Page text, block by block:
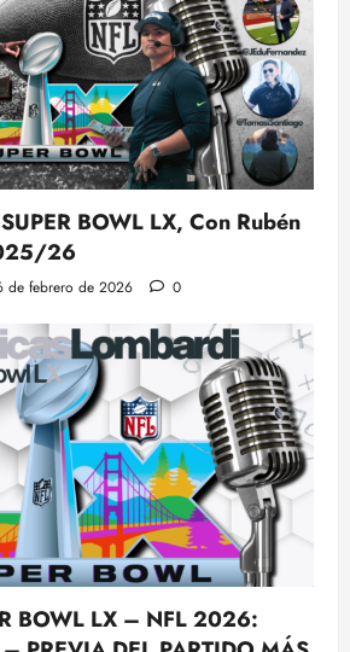
BOWL LX, Con Rubén
26
de febrero de 2026 0
BOWL LX – NFL 2026: